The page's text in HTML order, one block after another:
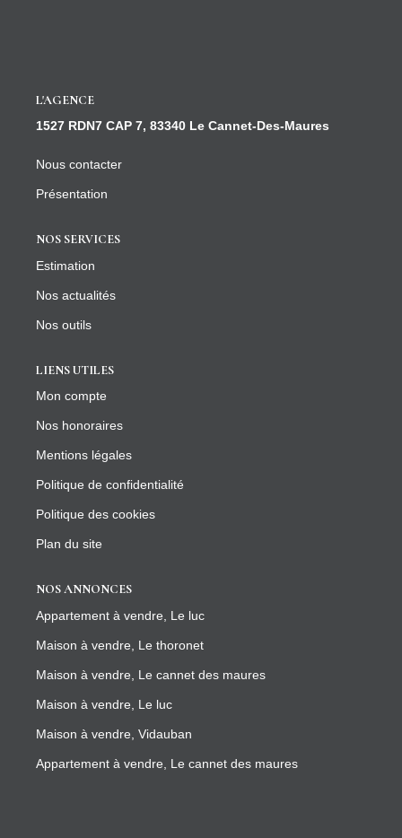
L'AGENCE
1527 RDN7 CAP 7, 83340 Le Cannet-Des-Maures
Nous contacter
Présentation
NOS SERVICES
Estimation
Nos actualités
Nos outils
LIENS UTILES
Mon compte
Nos honoraires
Mentions légales
Politique de confidentialité
Politique des cookies
Plan du site
NOS ANNONCES
Appartement à vendre, Le luc
Maison à vendre, Le thoronet
Maison à vendre, Le cannet des maures
Maison à vendre, Le luc
Maison à vendre, Vidauban
Appartement à vendre, Le cannet des maures